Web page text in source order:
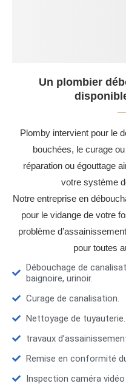
Un plombier
Plomby intervient pour le
bouchées, le curage
réparation ou égouttage
votre système
Notre entreprise en
pour le vidange de votre
problème
pour toutes
Débouchage de
baignoire, urinoir.
Curage de canalisation.
Nettoyage de tuyauterie.
travaux
Remise en conformité
Inspection caméra